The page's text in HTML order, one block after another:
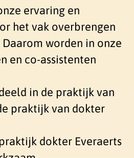
ervaring en
het vak overbrengen
worden in onze
en co-assistenten
in de praktijk van
praktijk van dokter
dokter Everaerts